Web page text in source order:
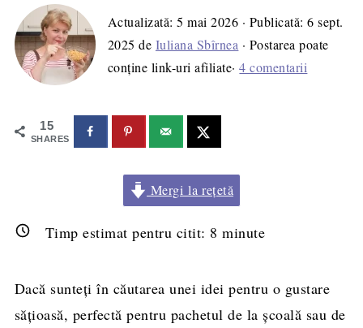
Actualizată:5 mai 2026 · Publicată:6 sept.
2025 de Iuliana Sbîrnea · Postarea poate
conține link-uri afiliate·4 comentarii
15
SHARES
Mergi la rețetă
Timp estimat pentru citit: 8 minute
Dacă sunteți în căutarea unei idei pentru o gustare
sățioasă, perfectă pentru pachetul de la școală sau de